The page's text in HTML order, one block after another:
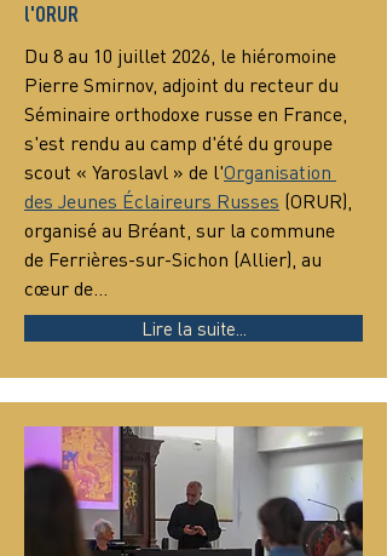
l'ORUR
Du 8 au 10 juillet 2026, le hiéromoine
Pierre Smirnov, adjoint du recteur du
Séminaire orthodoxe russe en France,
s'est rendu au camp d'été du groupe
scout « Yaroslavl » de l'Organisation
des Jeunes Éclaireurs Russes (ORUR),
organisé au Bréant, sur la commune
de Ferrières-sur-Sichon (Allier), au
cœur de…
Lire la suite...